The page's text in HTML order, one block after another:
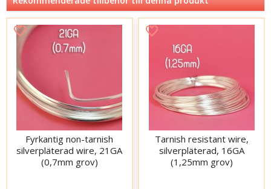
Fyrkantig non-tarnish
silverpläterad wire, 21GA
(0,7mm grov)
Tarnish resistant wire,
silverpläterad, 16GA
(1,25mm grov)